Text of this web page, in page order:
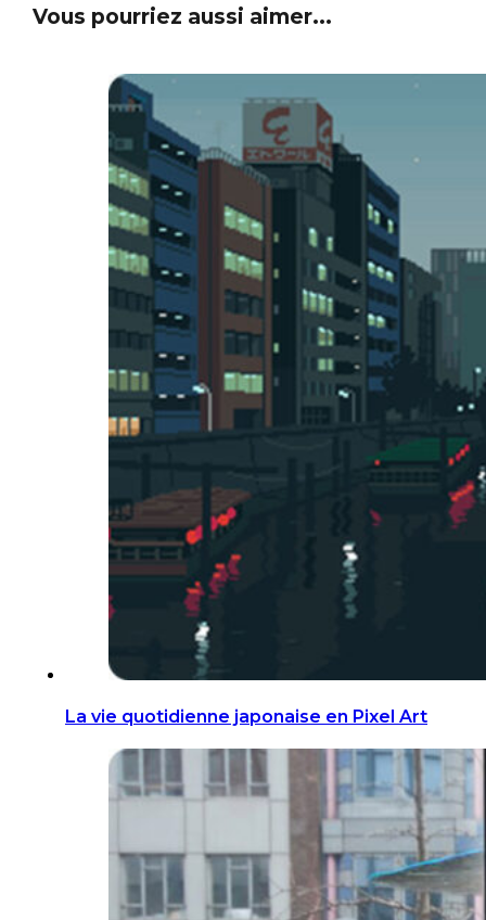
Vous pourriez aussi aimer...
La vie quotidienne japonaise en Pixel Art